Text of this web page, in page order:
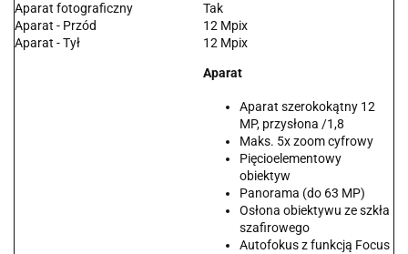
Aparat fotograficzny
Tak
Aparat - Przód
12 Mpix
Aparat - Tył
12 Mpix
Aparat
Aparat szerokokątny 12
MP, przysłona /1,8
Maks. 5x zoom cyfrowy
Pięcioelementowy
obiektyw
Panorama (do 63 MP)
Osłona obiektywu ze szkła
szafirowego
Autofokus z funkcją Focus